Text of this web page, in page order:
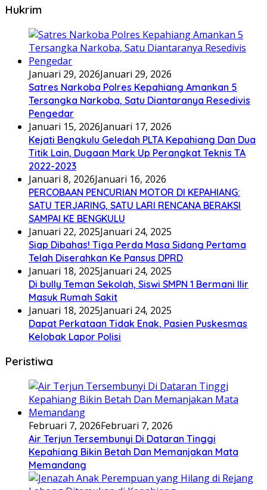
Hukrim
Januari 29, 2026Januari 29, 2026
Satres Narkoba Polres Kepahiang Amankan 5
Tersangka Narkoba, Satu Diantaranya Resedivis
Pengedar
Januari 15, 2026Januari 17, 2026
Kejati Bengkulu Geledah PLTA Kepahiang Dan Dua
Titik Lain, Dugaan Mark Up Perangkat Teknis TA
2022-2023
Januari 8, 2026Januari 16, 2026
PERCOBAAN PENCURIAN MOTOR DI KEPAHIANG:
SATU TERJARING, SATU LARI RENCANA BERAKSI
SAMPAI KE BENGKULU
Januari 22, 2025Januari 24, 2025
Siap Dibahas! Tiga Perda Masa Sidang Pertama
Telah Diserahkan Ke Pansus DPRD
Januari 18, 2025Januari 24, 2025
Di bully Teman Sekolah, Siswi SMPN 1 Bermani Ilir
Masuk Rumah Sakit
Januari 18, 2025Januari 24, 2025
Dapat Perkataan Tidak Enak, Pasien Puskesmas
Kelobak Lapor Polisi
Peristiwa
Februari 7, 2026Februari 7, 2026
Air Terjun Tersembunyi Di Dataran Tinggi
Kepahiang Bikin Betah Dan Memanjakan Mata
Memandang